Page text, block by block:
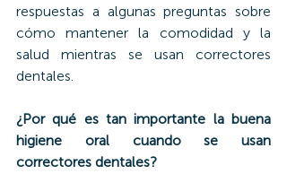
respuestas a algunas preguntas sobre
cómo mantener la comodidad y la
salud mientras se usan correctores
dentales.
¿Por qué es tan importante la buena
higiene oral cuando se usan
correctores dentales?